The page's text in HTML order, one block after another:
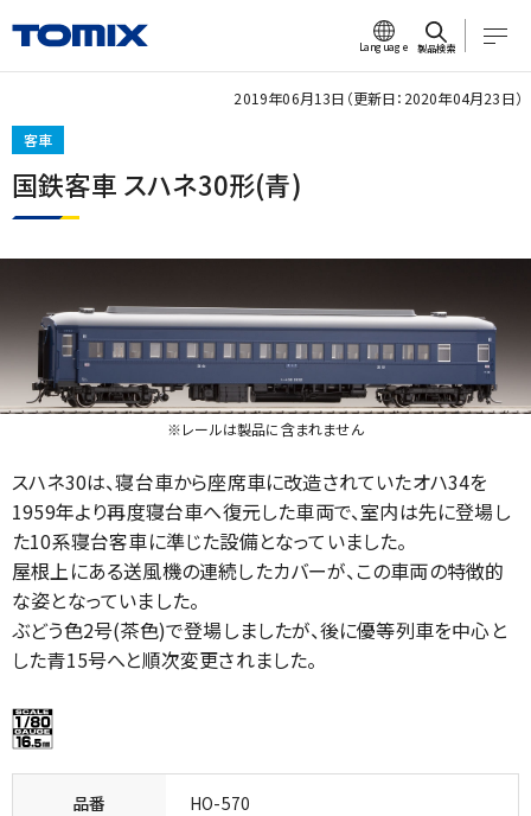
Language 製品検索
客車
国鉄客車 スハネ30形(青)
2019年06月13日（更新日：2020年04月23日）
※レールは製品に含まれません
スハネ30は、寝台車から座席車に改造されていたオハ34を
1959年より再度寝台車へ復元した車両で、室内は先に登場し
た10系寝台客車に準じた設備となっていました。
屋根上にある送風機の連続したカバーが、この車両の特徴的
な姿となっていました。
ぶどう色2号(茶色)で登場しましたが、後に優等列車を中心と
した青15号へと順次変更されました。
品番 HO-570